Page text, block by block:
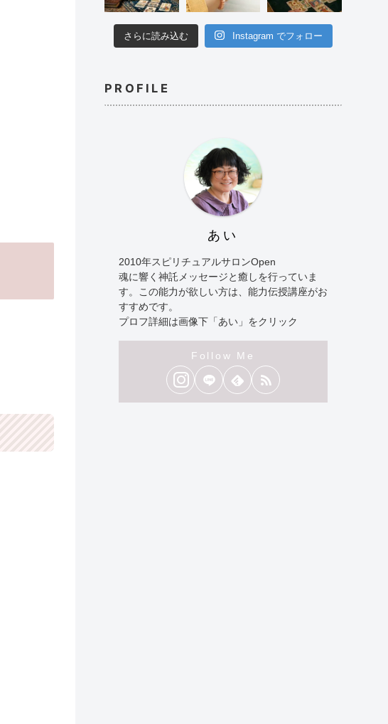
さらに読み込む Instagram でフォロー
PROFILE
あい
2010年スピリチュアルサロンOpen
魂に響く神託メッセージと癒しを行っていま
す。この能力が欲しい方は、能力伝授講座がお
すすめです。
プロフ詳細は画像下「あい」をクリック